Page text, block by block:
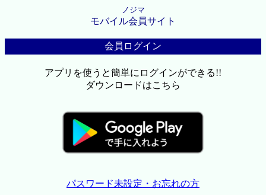
ノジマ
モバイル会員サイト
会員ログイン
アプリを使うと簡単にログインができる!!
ダウンロードはこちら
パスワード未設定・お忘れの方